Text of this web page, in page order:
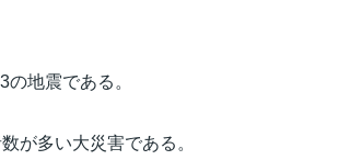
地震である。
が多い大災害である。